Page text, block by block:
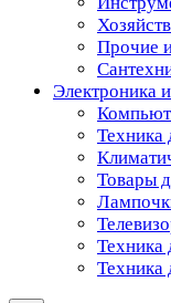
Прочие
Электроника
Техника
Товары
Техника
Техника